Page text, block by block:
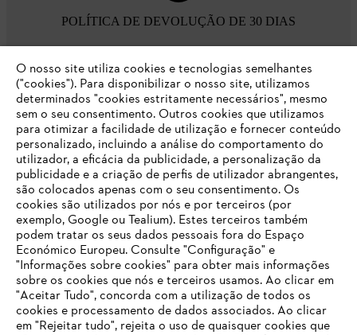
POLÍTICA DE DEVOLUÇÃO DE 30 DIAS
Opções de pagamento
Empresa
FAQs Loja Online
Contacto
O SEU NAVEGADOR NÃO SUPORTA
ESTE WEBSITE
O nosso site utiliza cookies e tecnologias semelhantes
("cookies"). Para disponibilizar o nosso site, utilizamos
determinados "cookies estritamente necessários", mesmo
sem o seu consentimento. Outros cookies que utilizamos
para otimizar a facilidade de utilização e fornecer conteúdo
personalizado, incluindo a análise do comportamento do
utilizador, a eficácia da publicidade, a personalização da
publicidade e a criação de perfis de utilizador abrangentes,
são colocados apenas com o seu consentimento. Os
cookies são utilizados por nós e por terceiros (por
exemplo, Google ou Tealium). Estes terceiros também
podem tratar os seus dados pessoais fora do Espaço
Económico Europeu. Consulte "Configuração" e
"Informações sobre cookies" para obter mais informações
sobre os cookies que nós e terceiros usamos. Ao clicar em
"Aceitar Tudo", concorda com a utilização de todos os
cookies e processamento de dados associados. Ao clicar
em "Rejeitar tudo", rejeita o uso de quaisquer cookies que